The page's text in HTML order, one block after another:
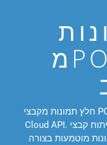
מPOT קבצים
חלץ תמונות מקבצי POT ב- PHP בעזרת GroupDocs.Parser
Cloud API. ניתוח קבצי POT ועוד 61, כולל חשבוניות, קבלות
מוטמעות בצורה